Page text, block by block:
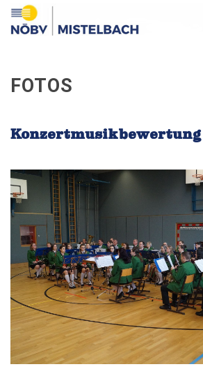
Vereine
Funktionäre
Fotos
Veranstaltungen
Formulare & Downloads
FOTOS
Konzertmusikbewertung